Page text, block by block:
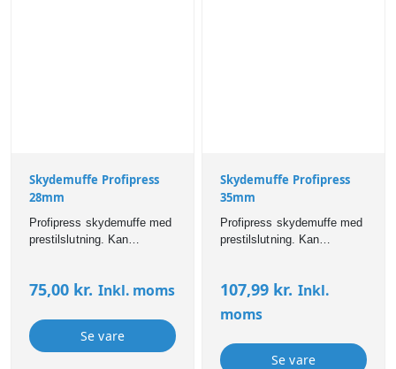
Skydemuffe Profipress
28mm
Profipress skydemuffe med
prestilslutning. Kan
køleinstallationer. Profipress
Contur som sikrer, at
samlinger er synligt utætte
75,00 kr. Inkl. moms
Se vare
Skydemuffe Profipress
35mm
Profipress skydemuffe med
prestilslutning. Kan
køleinstallationer. Profipress
Contur som sikrer, at
samlinger er synligt utætte
ved manglende presning.
107,99 kr. Inkl.
moms
Se vare